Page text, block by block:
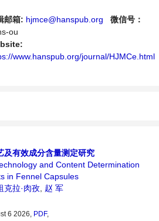
提供一个传播、分享和讨论药物化学领域
同方向问题与发展的交流平台。
邮箱: hjmce@hanspub.org
微信号：
ou
www.hanspub.org/journal/HJMCe.html
及有效成分含量测定研究
and Content Determination
in Fennel Capsules
克拉·肉孜 赵 军
6 2026, PDF,